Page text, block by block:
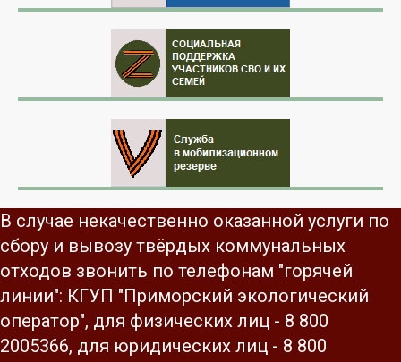
В случае некачественно оказанной услуги по
сбору и вывозу твёрдых коммунальных
отходов звонить по телефонам "горячей
линии": КГУП "Приморский экологический
оператор", для физических лиц - 8 800
2005366, для юридических лиц - 8 800